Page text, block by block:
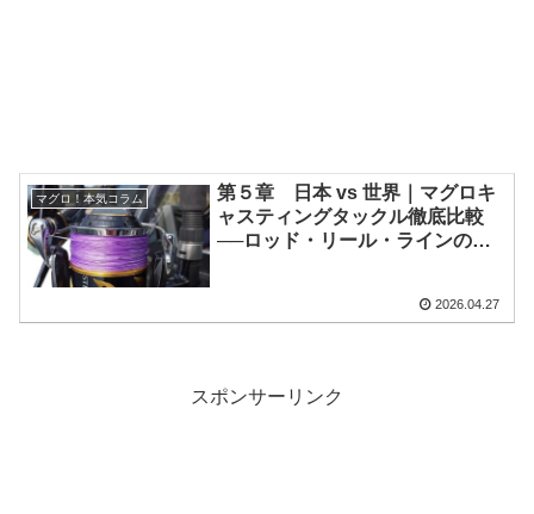
マグロ！本気コラム
第５章 日本 vs 世界｜マグロキ
ャスティングタックル徹底比較
──ロッド・リール・ラインの思
2026.04.27
スポンサーリンク